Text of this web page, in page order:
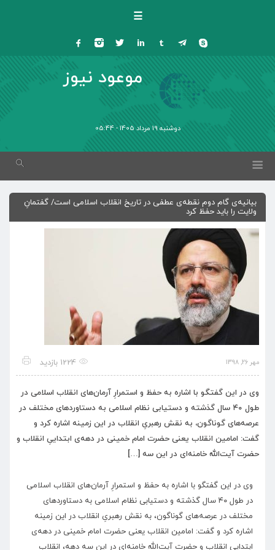
☰
موعود نیوز
دوشنبه 19 مرداد 1405 - 05:44
بیانیه‌ی گام دوم نقطه‌ی عطفی در تاریخ انقلاب اسلامی است/ گفتمانِ
ولایت را باید حفظ کرد
مهر 26, 1398 1224 بازدید
وی در این گفتگو با اشاره به حفظ و استمرارِ آرمان‌های انقلاب اسلامی در
طول ۴۰ سال گذشته و دستیابی نظام اسلامی به دستاوردهای مختلف در
عرصه‌های گوناگون، به نقش رهبریِ انقلاب در این زمینه اشاره کرد و
گفت: امامین انقلاب یعنی حضرت امام خمینی در دهه‌ی ابتداییِ انقلاب و
حضرت آیت‌الله خامنه‌ای در این سه […]
وی در این گفتگو با اشاره به حفظ و استمرارِ آرمان‌های انقلاب اسلامی
در طول ۴۰ سال گذشته و دستیابی نظام اسلامی به دستاوردهای
مختلف در عرصه‌های گوناگون، به نقش رهبریِ انقلاب در این زمینه
اشاره کرد و گفت: امامین انقلاب یعنی حضرت امام خمینی در دهه‌ی
ابتداییِ انقلاب و حضرت آیت‌الله خامنه‌ای در این سه دهه، انقلاب